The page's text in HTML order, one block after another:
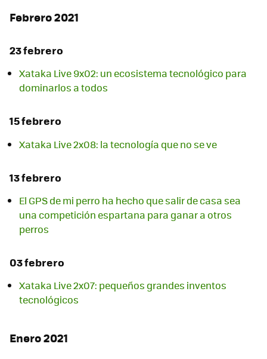
Febrero 2021
23 febrero
Xataka Live 9x02: un ecosistema tecnológico para
dominarlos a todos
15 febrero
Xataka Live 2x08: la tecnología que no se ve
13 febrero
El GPS de mi perro ha hecho que salir de casa sea
una competición espartana para ganar a otros
perros
03 febrero
Xataka Live 2x07: pequeños grandes inventos
tecnológicos
Enero 2021